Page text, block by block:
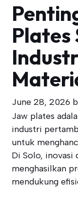
Plates
June 28, 2026
Jaw plates
industri
untuk
Di Solo, inovasi
menghasilkan
mendukung